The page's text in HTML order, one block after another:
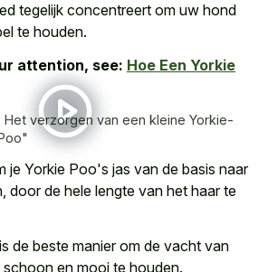
tegelijk concentreert om uw hond
te houden.
attention, see: Hoe Een Yorkie
Het verzorgen van een kleine Yorkie-
je Yorkie Poo's jas van de basis naar
door de hele lengte van het haar te
de beste manier om de vacht van
en mooi te houden.